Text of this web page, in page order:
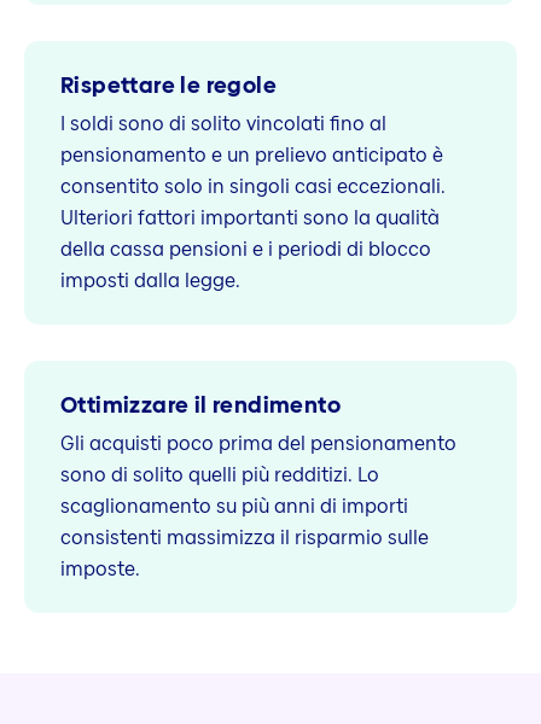
Rispettare le regole
I soldi sono di solito vincolati fino al
pensionamento e un prelievo anticipato è
consentito solo in singoli casi eccezionali.
Ulteriori fattori importanti sono la qualità
della cassa pensioni e i periodi di blocco
imposti dalla legge.
Ottimizzare il rendimento
Gli acquisti poco prima del pensionamento
sono di solito quelli più redditizi. Lo
scaglionamento su più anni di importi
consistenti massimizza il risparmio sulle
imposte.